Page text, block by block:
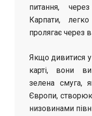
питання,
Карпати,
пролягає через
Якщо дивитися у
карті, вони
зелена смуга,
Європи,
низовинами